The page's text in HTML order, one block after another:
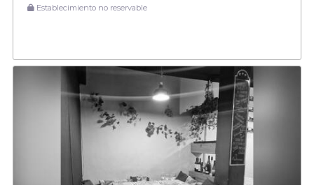
Establecimiento no reservable